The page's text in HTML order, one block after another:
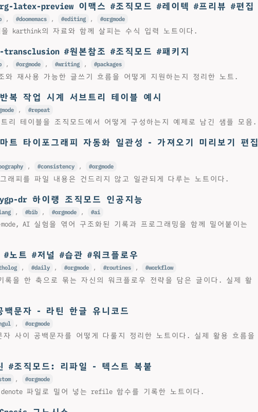
latex-preview 이맥스 #조직모드 #레이텍 #프리뷰 #편집
, doomemacs , editing , orgmode
을 karthink의 자료와 함께 살피는 수식 입력 노트이다.
transclusion #원본참조 #조직모드 #패키지
, orgmode , writing , packages
와 재사용 가능한 글쓰기 흐름을 어떻게 지원하는지 정리한 노트.
복 작업 시계 서브트리 테이블 예시
, repeat
리 테이블을 조직모드에서 어떻게 구성하는지 예제로 남긴 샘플 모음.
트 타이포그래피 자동화 일관성 - 가져오기 미리보기 편집
, consistency , orgmode
그래피를 파일 내용은 건드리지 않고 일관되게 다루는 노트이다.
dr 하이랭 조직모드 인공지능
, bib , orgmode , ai
mode, AI 실험을 엮어 구조화된 기록과 프로그래밍을 함께 밀어붙이는
#노트 #저널 #습관 #워크플로우
, daily , orgmode , routines , workflow
록을 한 축으로 묶는 자신의 워크플로우 전략을 담은 글이다. 실제 활
백문자 - 라틴 한글 유니코드
, orgmode
자 사이 공백문자를 어떻게 다룰지 정리한 노트이다. 실제 활용 흐름을
#조직모드: 리파일 - 텍스트 복붙
, orgmode
파일로 밀어 넣는 refile 함수를 기록한 노트이다.